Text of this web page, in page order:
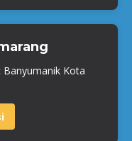
Banyumanik Kota